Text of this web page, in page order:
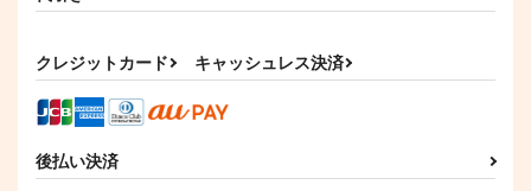
クレジットカード キャッシュレス決済
後払い決済